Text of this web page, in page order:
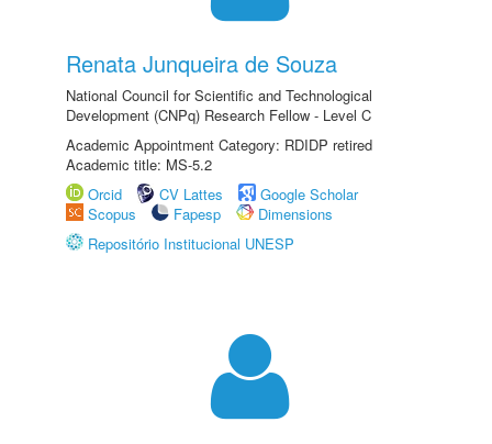
Renata Junqueira de Souza
National Council for Scientific and Technological
Development (CNPq) Research Fellow - Level C
Academic Appointment Category: RDIDP retired
Academic title: MS-5.2
Orcid
CV Lattes
Google Scholar
Scopus
Fapesp
Dimensions
Repositório Institucional UNESP